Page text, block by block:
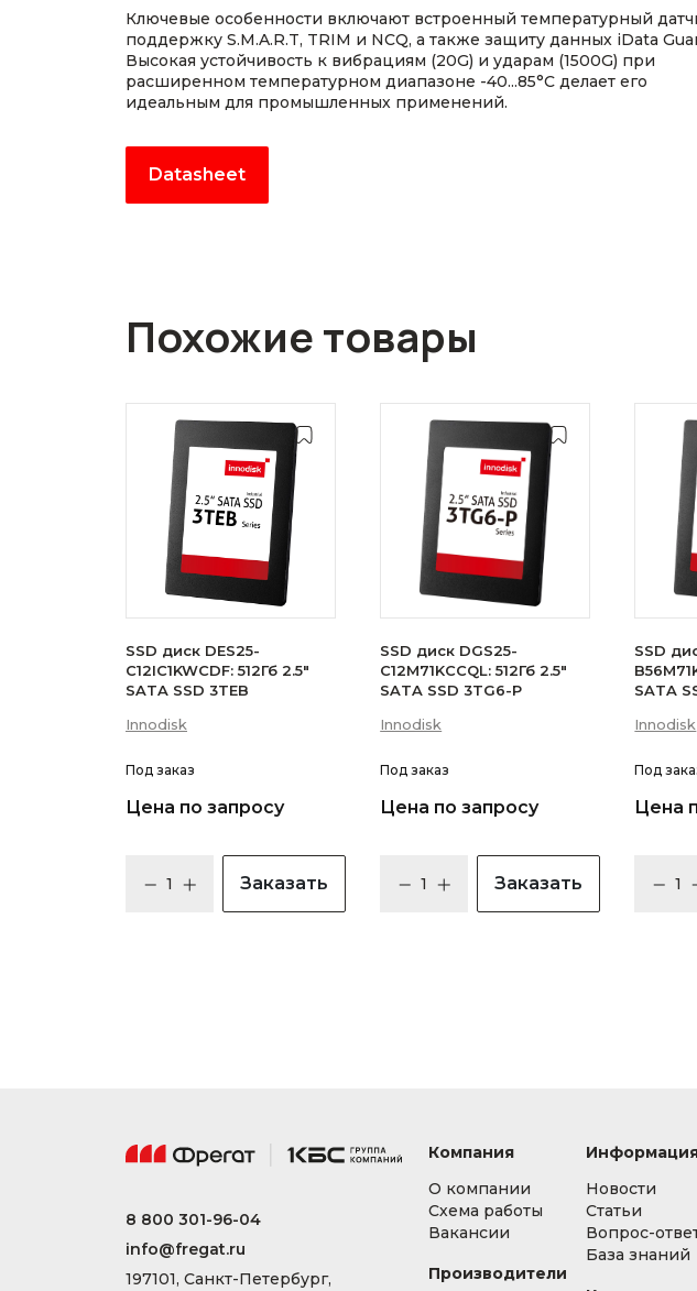
Ключевые особенности включают встроенный температурный
поддержку S.M.A.R.T, TRIM и NCQ, а также защиту данных iData
Высокая устойчивость к вибрациям (20G) и ударам (1500G) при
расширенном температурном диапазоне -40...85°C делает его
идеальным для промышленных применений.
Datasheet
Похожие товары
SSD диск DES25-
C12IC1KWCDF: 512Гб 2.5"
SATA SSD 3TEB
Innodisk
Под заказ
Цена по запросу
Заказать
SSD диск DGS25-
C12M71KCCQL: 512Гб 2.5"
SATA SSD 3TG6-P
Innodisk
Под заказ
Цена по запросу
Заказать
SSD
SATA
Innodisk
Под
Цена
8 800 301-96-04
info@fregat.ru
197101, Санкт-Петербург,
Компания
О компании
Схема работы
Вакансии
Производители
Новости
Статьи
Вопрос-
База знаний